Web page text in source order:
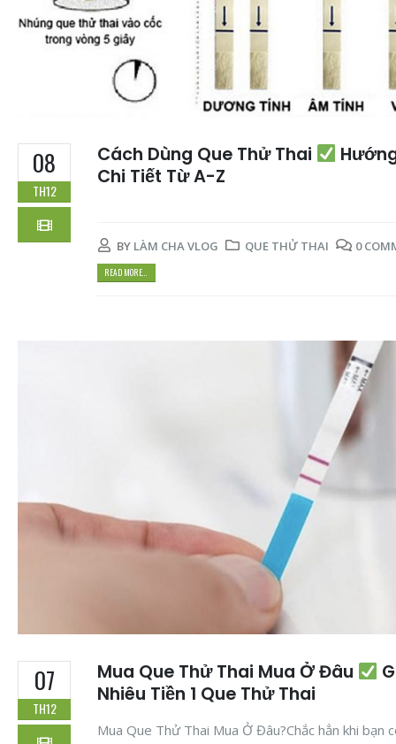
08
TH12
Cách Dùng Que Thử Thai
Chi Tiết Từ A-Z
BY LÀM CHA VLOG QUE THỬ THAI 0
READ MORE...
07
TH12
Mua Que Thử Thai Mua Ở Đâu
Nhiêu Tiền 1 Que Thử Thai
Mua Que Thử Thai Mua Ở Đâu?Chắc hẳn khi bạn